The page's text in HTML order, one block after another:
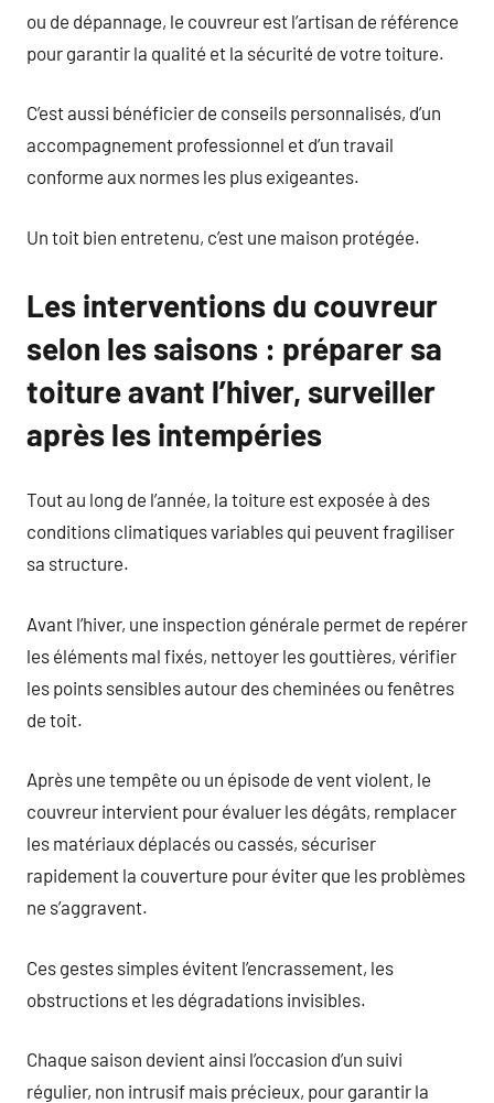
ou de dépannage, le couvreur est l’artisan de référence
pour garantir la qualité et la sécurité de votre toiture.
C’est aussi bénéficier de conseils personnalisés, d’un
accompagnement professionnel et d’un travail
conforme aux normes les plus exigeantes.
Un toit bien entretenu, c’est une maison protégée.
Les interventions du couvreur
selon les saisons : préparer sa
toiture avant l’hiver, surveiller
après les intempéries
Tout au long de l’année, la toiture est exposée à des
conditions climatiques variables qui peuvent fragiliser
sa structure.
Avant l’hiver, une inspection générale permet de repérer
les éléments mal fixés, nettoyer les gouttières, vérifier
les points sensibles autour des cheminées ou fenêtres
de toit.
Après une tempête ou un épisode de vent violent, le
couvreur intervient pour évaluer les dégâts, remplacer
les matériaux déplacés ou cassés, sécuriser
rapidement la couverture pour éviter que les problèmes
ne s’aggravent.
Ces gestes simples évitent l’encrassement, les
obstructions et les dégradations invisibles.
Chaque saison devient ainsi l’occasion d’un suivi
régulier, non intrusif mais précieux, pour garantir la